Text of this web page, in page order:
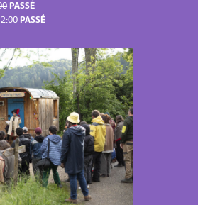
PASSÉ
PASSÉ